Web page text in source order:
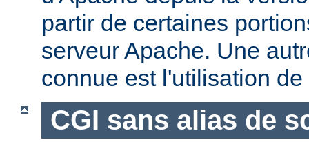
partir de certaines
serveur Apache. Une
connue est l'utilisation de
CGI sans alias de